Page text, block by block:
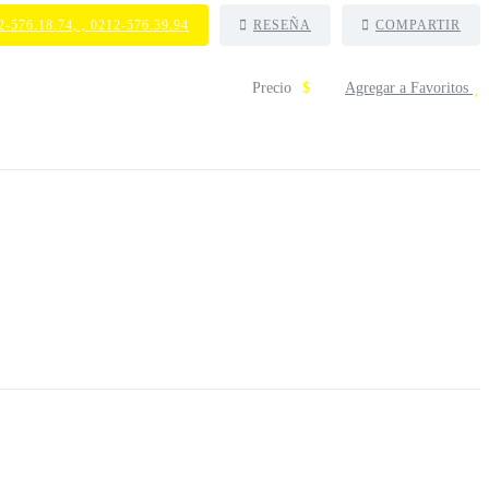
576.18.74, , 0212-576.39.94 RESEÑA COMPARTIR
Precio $ Agregar a Favoritos